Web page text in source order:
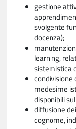
gestione
svolgente
docenza);
learning,
sistemistica
condivisione
medesime
disponibili
diffusione
cognome,